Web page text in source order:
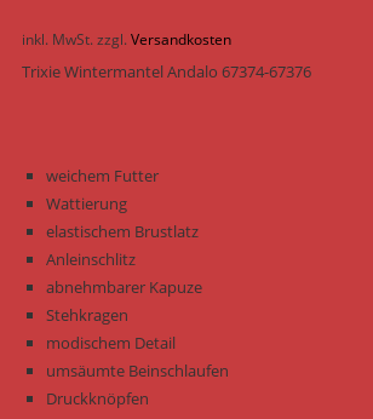
inkl. MwSt. zzgl. Versandkosten
Trixie Wintermantel Andalo 67374-67376
weichem Futter
Wattierung
elastischem Brustlatz
Anleinschlitz
abnehmbarer Kapuze
Stehkragen
modischem Detail
umsäumte Beinschlaufen
Druckknöpfen